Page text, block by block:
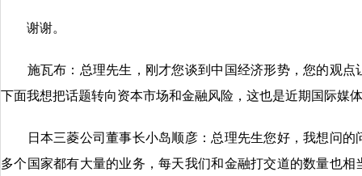
谢谢。
施瓦布：总理先生，刚才您谈到中国经济形势，您的观点
下面我想把话题转向资本市场和金融风险，这也是近期国际媒
日本三菱公司董事长小岛顺彦：总理先生您好，我想问的
多个国家都有大量的业务，每天我们和金融打交道的数量也